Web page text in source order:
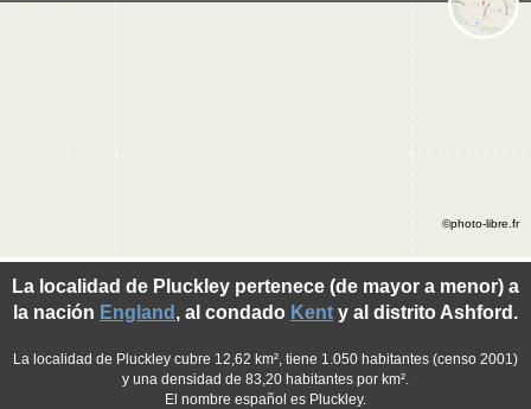
La localidad de Pluckley pertenece (de mayor a menor) a
la nación England , al condado Kent y al distrito Ashford.
La localidad de Pluckley cubre 12,62 km², tiene 1.050 habitantes (censo 2001)
y una densidad de 83,20 habitantes por km².
El nombre español es Pluckley.
©photo-libre.fr